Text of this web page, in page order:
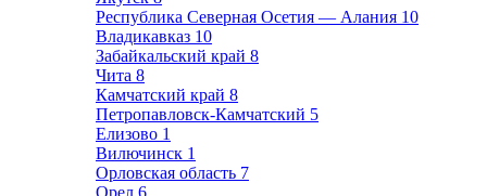
Республика Северная Осетия — Алания 10
Владикавказ 10
Забайкальский край 8
Чита 8
Камчатский край 8
Петропавловск-Камчатский 5
Елизово 1
Вилючинск 1
Орловская область 7
Орел 6